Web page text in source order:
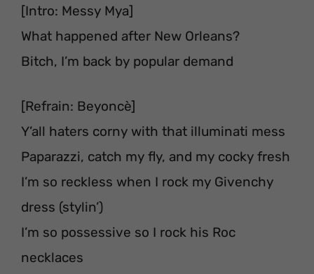
[Intro: Messy Mya]
What happened after New Orleans?
Bitch, I’m back by popular demand
[Refrain: Beyoncè]
Y’all haters corny with that illuminati mess
Paparazzi, catch my fly, and my cocky fresh
I’m so reckless when I rock my Givenchy
dress (stylin’)
I’m so possessive so I rock his Roc
necklaces